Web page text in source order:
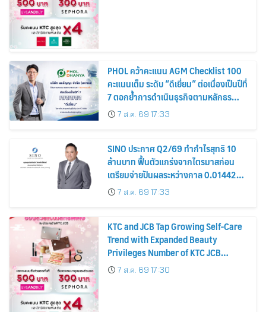
PHOL คว้าคะแนน AGM Checklist 100
คะแนนเต็ม ระดับ “ดีเยี่ยม” ต่อเนื่องเป็นปีที่
7 ตอกย้ำการดำเนินธุรกิจตามหลักธร
รมาภิบาล โปร่งใส สร้างความเชื่อมั่นผู้ถือ
หุ้น
7 ส.ค. 69 17:33
SINO ประกาศ Q2/69 ทำกำไรสุทธิ 10
ล้านบาท ฟื้นตัวแกร่งจากไตรมาสก่อน
เตรียมจ่ายปันผลระหว่างกาล 0.014423
บาทต่อหุ้น ครึ่งปีหลังมุ่งเติบโตต่อเนื่อง
7 ส.ค. 69 17:33
KTC and JCB Tap Growing Self-Care
Trend with Expanded Beauty
Privileges Number of KTC JCB
Cardmembers Spending on
Cosmetics Rises 26%
7 ส.ค. 69 17:30